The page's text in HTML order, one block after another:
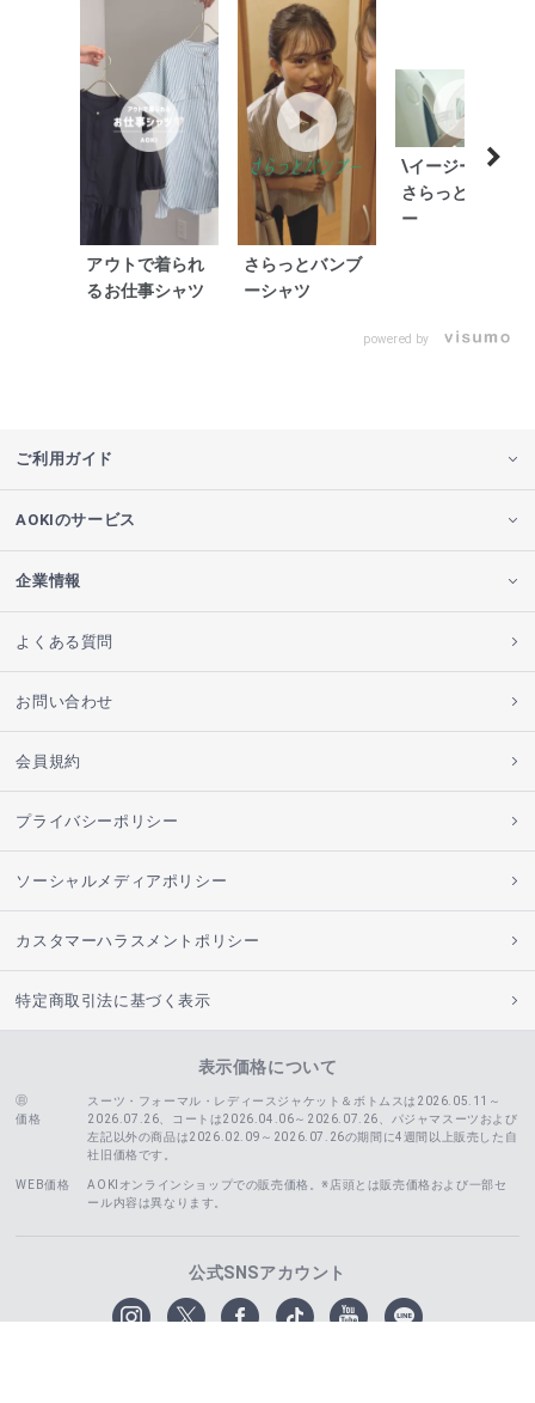
アウトで着られ
るお仕事シャツ
さらっとバンブ
ーシャツ
\イージーケア/
さらっとバンブ
ー
powered by
ご利用ガイド
AOKIのサービス
企業情報
よくある質問
お問い合わせ
会員規約
プライバシーポリシー
ソーシャルメディアポリシー
カスタマーハラスメントポリシー
特定商取引法に基づく表示
表示価格について
価格
スーツ・フォーマル・レディースジャケット＆ボトムスは2026.05.11～
2026.07.26、コートは2026.04.06～2026.07.26、
パジャマスーツおよび
左記以外の商品は2026.02.09～2026.07.26の期間に4週間以上販売した自
社旧価格です。
WEB価格
AOKIオンラインショップでの販売価格。※店頭とは販売価格および一部セ
ール内容は異なります。
公式SNSアカウント